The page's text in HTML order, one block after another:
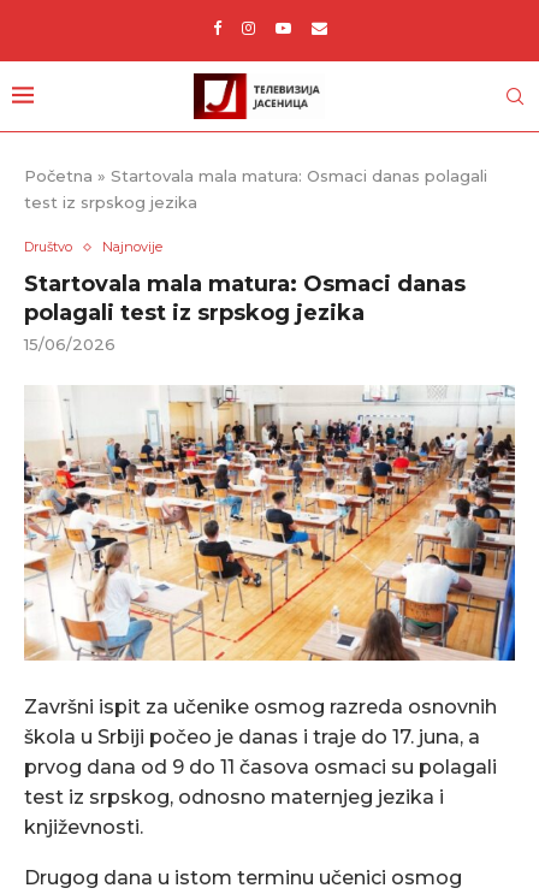
Početna » Startovala mala matura: Osmaci danas polagali
test iz srpskog jezika
Društvo Najnovije
Startovala mala matura: Osmaci danas
polagali test iz srpskog jezika
15/06/2026
Završni ispit za učenike osmog razreda osnovnih
škola u Srbiji počeo je danas i traje do 17. juna, a
prvog dana od 9 do 11 časova osmaci su polagali
test iz srpskog, odnosno maternjeg jezika i
književnosti.
Drugog dana u istom terminu učenici osmog